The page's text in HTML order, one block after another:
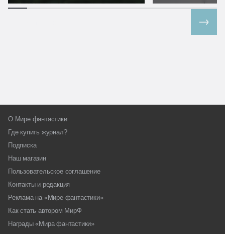
О Мире фантастики
Где купить журнал?
Подписка
Наш магазин
Пользовательское соглашение
Контакты и редакция
Реклама на «Мире фантастики»
Как стать автором МирФ
Награды «Мира фантастики»